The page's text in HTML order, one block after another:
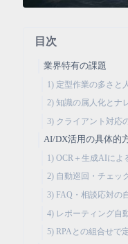
目次
業界特有の課題
1) 定型作業の多さと
2) 知識の属人化とナ
3) クライアント対応
AI/DX活用の具体的
1) OCR＋生成AIによ
2) 自動巡回・チェッ
3) FAQ・相談応対の
4) レポーティング自
5) RPAとの組合せで